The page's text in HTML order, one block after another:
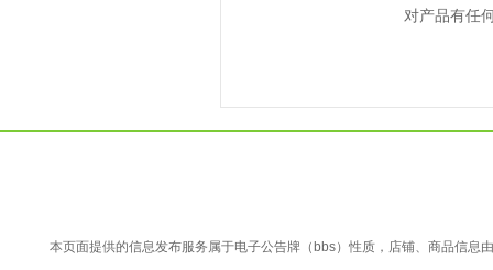
对产品有任
本页面提供的信息发布服务属于电子公告牌（bbs）性质，店铺、商品信